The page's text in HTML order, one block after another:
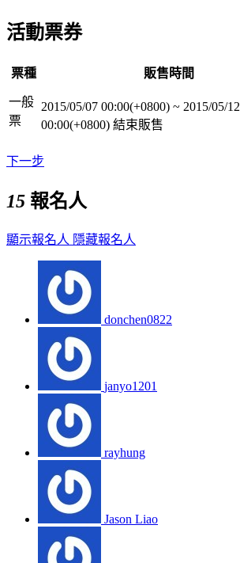
活動票券
票種 販售時間
一般
票
2015/05/07 00:00(+0800) ~ 2015/05/12
00:00(+0800) 結束販售
下一步
15 報名人
顯示報名人 隱藏報名人
donchen0822
janyo1201
rayhung
Jason Liao